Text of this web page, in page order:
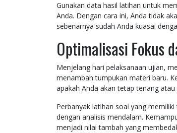
Gunakan data hasil latihan untuk
Anda. Dengan cara ini, Anda tidak
sebenarnya sudah Anda kuasai
Optimalisasi Fokus
Menjelang hari pelaksanaan ujian,
menambah tumpukan materi baru.
apakah Anda akan tetap tenang
Perbanyak latihan soal yang
dengan analisis mendalam.
menjadi nilai tambah yang